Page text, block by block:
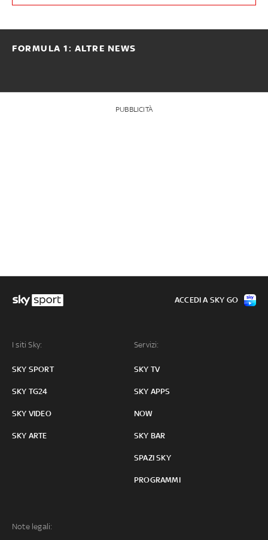
FORMULA 1: ALTRE NEWS
PUBBLICITÀ
I siti Sky:
SKY SPORT
SKY TG24
SKY VIDEO
SKY ARTE
Servizi:
SKY TV
SKY APPS
NOW
SKY BAR
SPAZI SKY
PROGRAMMI
Note legali:
ACCEDI A SKY GO